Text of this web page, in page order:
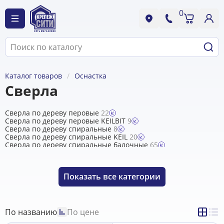
0
Каталог товаров Оснастка
Сверла
Сверла по дереву перовые 22
Сверла по дереву перовые KEILBIT 9
Сверла по дереву спиральные 8
Сверла по дереву спиральные KEIL 20
Сверла по дереву спиральные балочные 65
Сверло по бетону KEIL, Wkret-Met, Практика24
Сверло по граниту ударное PRIMUS, KEIL16
Сверло по кирпичу ударное KEILER10
Сверло по металлу и нержавеющей стали кобальтовое DIN
338, KEIL72
Показать все категории
По названию
По цене